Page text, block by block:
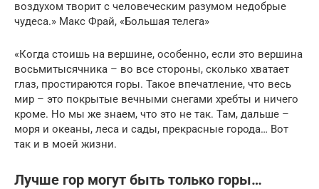
воздухом творит с человеческим разумом недобрые
чудеса.» Макс Фрай, «Большая телега»
«Когда стоишь на вершине, особенно, если это вершина
восьмитысячника – во все стороны, сколько хватает
глаз, простираются горы. Такое впечатление, что весь
мир – это покрытые вечными снегами хребты и ничего
кроме. Но мы же знаем, что это не так. Там, дальше –
моря и океаны, леса и сады, прекрасные города… Вот
так и в моей жизни.
Лучше гор могут быть только горы…